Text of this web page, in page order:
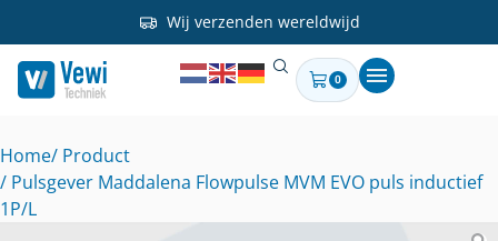
Wij verzenden wereldwijd
0
Home/ Product
/ Pulsgever Maddalena Flowpulse MVM EVO puls inductief
1P/L